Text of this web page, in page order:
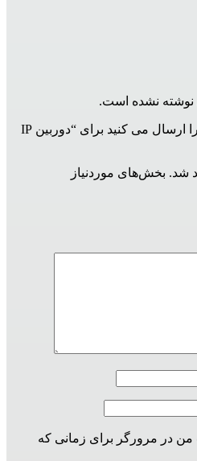
نوشته نشده است.
اولین نفری باشید که دیدگاهی را ارسال می کنید برای “دوربین IP
شد. بخش‌های موردنیاز
من در مرورگر برای زمانی که